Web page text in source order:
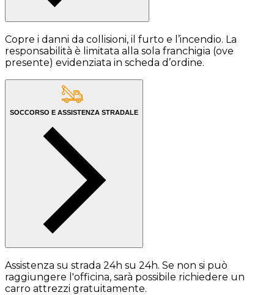
Copre i danni da collisioni, il furto e l’incendio. La
responsabilità è limitata alla sola franchigia (ove
presente) evidenziata in scheda d’ordine.
SOCCORSO E ASSISTENZA STRADALE
Assistenza su strada 24h su 24h. Se non si può
raggiungere l'officina, sarà possibile richiedere un
carro attrezzi gratuitamente.